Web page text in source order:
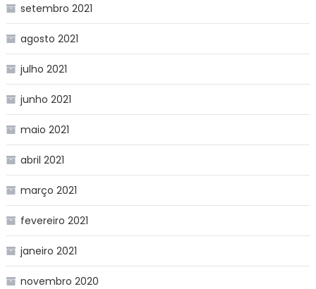
setembro 2021
agosto 2021
julho 2021
junho 2021
maio 2021
abril 2021
março 2021
fevereiro 2021
janeiro 2021
novembro 2020